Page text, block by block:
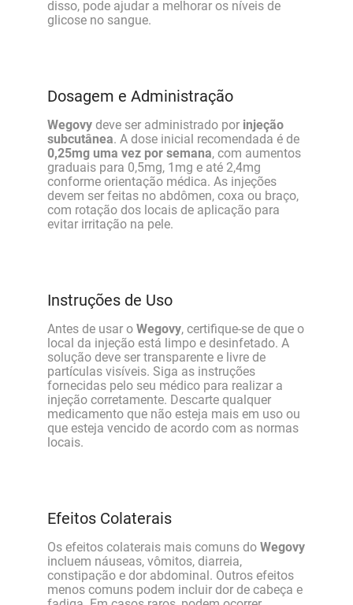
disso, pode ajudar a melhorar os níveis de
glicose no sangue.
Dosagem e Administração
Wegovy deve ser administrado por injeção
subcutânea. A dose inicial recomendada é de
0,25mg uma vez por semana, com aumentos
graduais para 0,5mg, 1mg e até 2,4mg
conforme orientação médica. As injeções
devem ser feitas no abdômen, coxa ou braço,
com rotação dos locais de aplicação para
evitar irritação na pele.
Instruções de Uso
Antes de usar o Wegovy, certifique-se de que o
local da injeção está limpo e desinfetado. A
solução deve ser transparente e livre de
partículas visíveis. Siga as instruções
fornecidas pelo seu médico para realizar a
injeção corretamente. Descarte qualquer
medicamento que não esteja mais em uso ou
que esteja vencido de acordo com as normas
locais.
Efeitos Colaterais
Os efeitos colaterais mais comuns do Wegovy
incluem náuseas, vômitos, diarreia,
constipação e dor abdominal. Outros efeitos
menos comuns podem incluir dor de cabeça e